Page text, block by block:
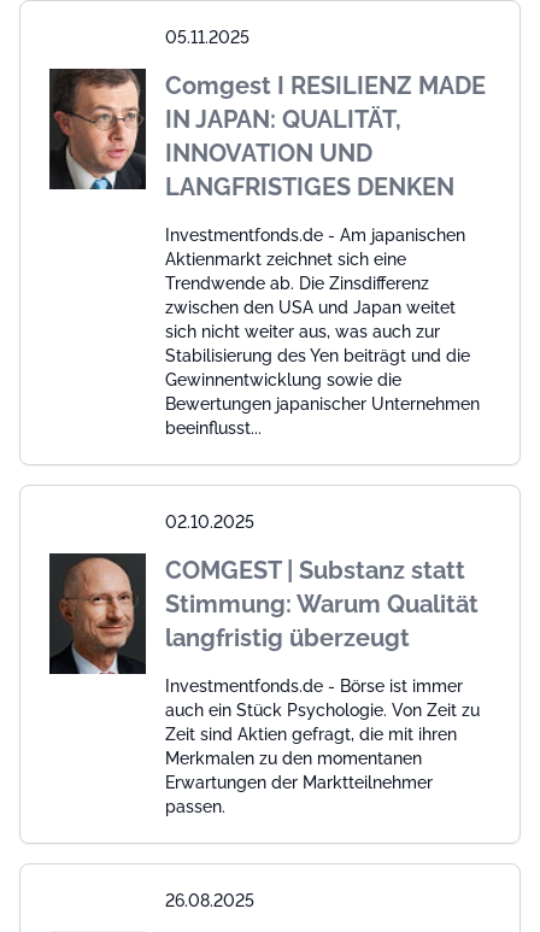
05.11.2025
Comgest I RESILIENZ MADE
IN JAPAN: QUALITÄT,
INNOVATION UND
LANGFRISTIGES DENKEN
Investmentfonds.de - Am japanischen
Aktienmarkt zeichnet sich eine
Trendwende ab. Die Zinsdifferenz
zwischen den USA und Japan weitet
sich nicht weiter aus, was auch zur
Stabilisierung des Yen beiträgt und die
Gewinnentwicklung sowie die
Bewertungen japanischer Unternehmen
beeinflusst...
02.10.2025
COMGEST | Substanz statt
Stimmung: Warum Qualität
langfristig überzeugt
Investmentfonds.de - Börse ist immer
auch ein Stück Psychologie. Von Zeit zu
Zeit sind Aktien gefragt, die mit ihren
Merkmalen zu den momentanen
Erwartungen der Marktteilnehmer
passen.
26.08.2025